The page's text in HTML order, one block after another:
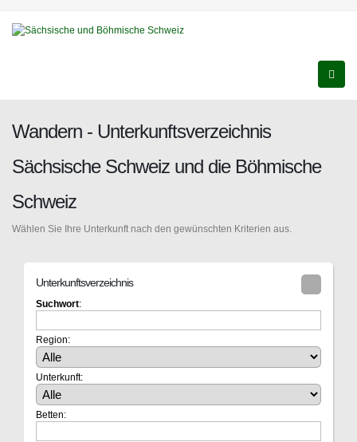
Wandern - Unterkunftsverzeichnis
Sächsische Schweiz und die Böhmische
Schweiz
Wählen Sie Ihre Unterkunft nach den gewünschten Kriterien aus.
Unterkunftsverzeichnis
Suchwort:
Region:
Unterkunft:
Betten: